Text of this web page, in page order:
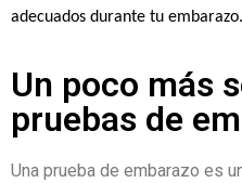
adecuados durante tu embarazo.
Un poco más
pruebas de
Una prueba de embarazo es